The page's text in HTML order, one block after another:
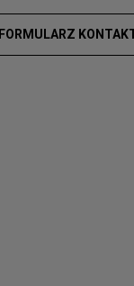
FORMULARZ